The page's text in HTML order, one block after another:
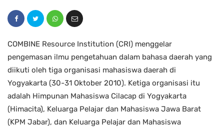
COMBINE Resource Institution (CRI) menggelar
pengemasan ilmu pengetahuan dalam bahasa daerah yang
diikuti oleh tiga organisasi mahasiswa daerah di
Yogyakarta (30-31 Oktober 2010). Ketiga organisasi itu
adalah Himpunan Mahasiswa Cilacap di Yogyakarta
(Himacita), Keluarga Pelajar dan Mahasiswa Jawa Barat
(KPM Jabar), dan Keluarga Pelajar dan Mahasiswa